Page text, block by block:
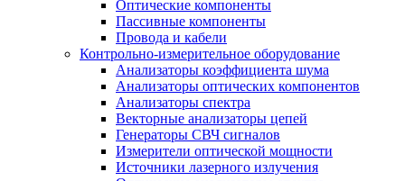
Оптические компоненты
Пассивные компоненты
Провода и кабели
Контрольно-измерительное оборудование
Анализаторы коэффициента шума
Анализаторы оптических компонентов
Анализаторы спектра
Векторные анализаторы цепей
Генераторы СВЧ сигналов
Измерители оптической мощности
Источники лазерного излучения